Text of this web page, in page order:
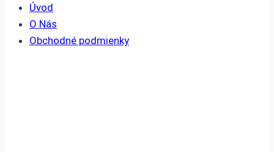
Úvod
O Nás
Obchodné podmienky